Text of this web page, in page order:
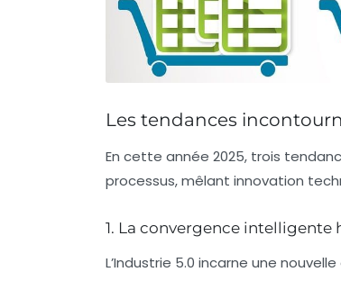
Les tendances
En cette année 2025, trois
processus, mêlant innovation
1. La convergence
L’Industrie 5.0 incarne une